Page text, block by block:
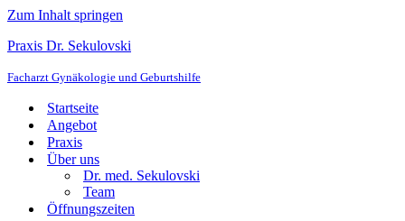
Zum Inhalt springen
Praxis Dr. Sekulovski
Facharzt Gynäkologie und Geburtshilfe
Startseite
Angebot
Praxis
Über uns
Dr. med. Sekulovski
Team
Öffnungszeiten